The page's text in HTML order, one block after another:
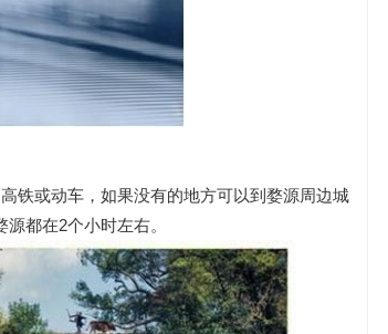
铁或动车，如果没有的地方可以到婺源周边城
都在2个小时左右。